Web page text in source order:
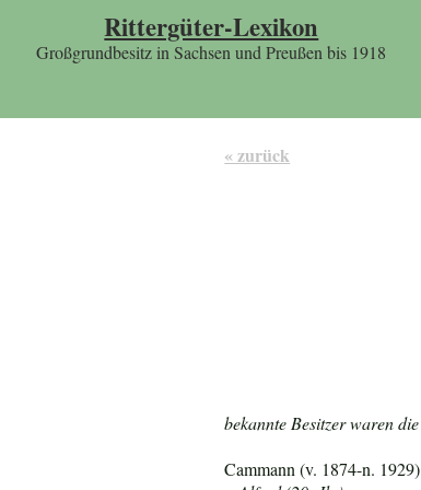
Rittergüter-Lexikon
Großgrundbesitz in Sachsen und Preußen bis 1918
« zurück
bekannte Besitzer waren die
Cammann (v. 1874-n. 1929)